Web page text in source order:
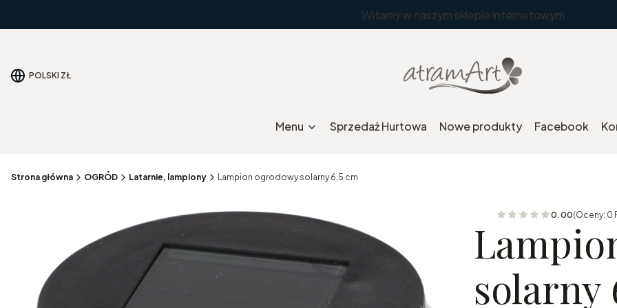
Witamy w naszym sklepie internetowym
POLSKI ZŁ
Menu Sprzedaż Hurtowa Nowe produkty Facebook
Strona główna OGRÓD Latarnie, lampiony Lampion ogrodowy solarny 6,5 cm
0.00(Oceny: 0
solarny